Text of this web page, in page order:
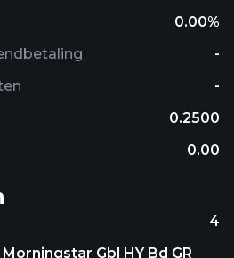
0.00%
-
-
0.2500
0.00
4
Morningstar Gbl HY Bd GR